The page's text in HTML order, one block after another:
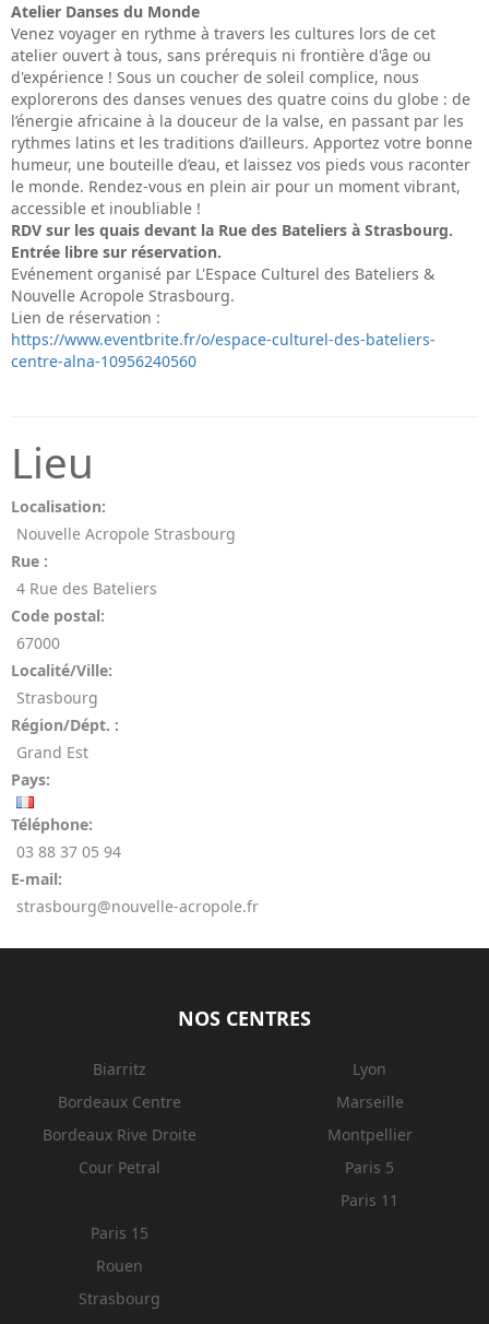
Atelier Danses du Monde
Venez voyager en rythme à travers les cultures lors de cet
atelier ouvert à tous, sans prérequis ni frontière d'âge ou
d'expérience ! Sous un coucher de soleil complice, nous
explorerons des danses venues des quatre coins du globe : de
l’énergie africaine à la douceur de la valse, en passant par les
rythmes latins et les traditions d’ailleurs. Apportez votre bonne
humeur, une bouteille d’eau, et laissez vos pieds vous raconter
le monde. Rendez-vous en plein air pour un moment vibrant,
accessible et inoubliable !
RDV sur les quais devant la Rue des Bateliers à Strasbourg.
Entrée libre sur réservation.
Evénement organisé par L'Espace Culturel des Bateliers &
Nouvelle Acropole Strasbourg.
Lien de réservation :
https://www.eventbrite.fr/o/espace-culturel-des-bateliers-
centre-alna-10956240560
Lieu
Localisation:
Nouvelle Acropole Strasbourg
Rue :
4 Rue des Bateliers
Code postal:
67000
Localité/Ville:
Strasbourg
Région/Dépt. :
Grand Est
Pays:
Téléphone:
03 88 37 05 94
E-mail:
strasbourg@nouvelle-acropole.fr
NOS CENTRES
Biarritz
Bordeaux Centre
Bordeaux Rive Droite
Cour Petral
Lyon
Marseille
Montpellier
Paris 5
Paris 11
Paris 15
Rouen
Strasbourg